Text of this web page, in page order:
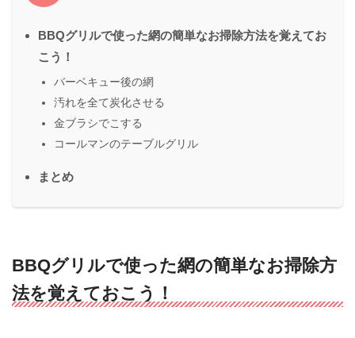
BBQグリルで使った網の簡単なお掃除方法を覚えてお
こう！
バーベキュー後の網
汚れを全て炭化させる
金ブラシでこする
コールマンのテーブルグリル
まとめ
BBQグリルで使った網の簡単なお掃除方
法を覚えておこう！